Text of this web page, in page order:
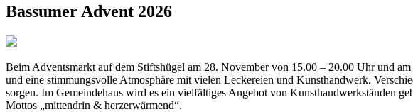
Bassumer Advent 2026
Beim Adventsmarkt auf dem Stiftshügel am 28. November von 15.00 – 20.00 Uhr und
und eine stimmungsvolle Atmosphäre mit vielen Leckereien und Kunsthandwerk.
sorgen. Im Gemeindehaus wird es ein vielfältiges Angebot von Kunsthandwerkständen
Mottos „mittendrin & herzerwärmend“.